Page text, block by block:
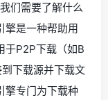
们需要了解什么
擎是一种帮助用
于P2P下载（如B
下载源并下载文
擎专门为下载种